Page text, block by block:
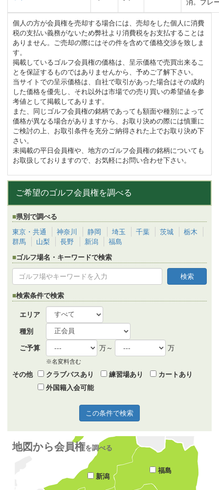
消。プレ
個人の方が会員権を売却する場合には、売却をした個人に消費
税の支払い義務がないため弊社より消費税をお支払することは
ありません。ご売却の際にはその件を含めて価格交渉を致しま
す。
掲載しているゴルフ会員権の価格は、呈示価格で売買出来るこ
とを保証するものではありませんから、予めご了解下さい。
当サイトでの呈示価格は、自社で取引があった場合はその成約
した価格を優先し、それ以外は市場での売り買いの希望値を参
考値として掲載してあります。
また、同じゴルフ会員権の銘柄であっても額面や種別によって
価格が異なる場合がありますから、お取り決めの際には慎重に
ご検討の上、お取引条件を充分ご納得された上でお取り決め下
さい。
未掲載の平日会員権や、地方のゴルフ会員権の銘柄についても
お取扱しておりますので、お気軽にお問い合わせ下さい。
ご希望のゴルフ会員権を調べる
県別で調べる
東京・共通
神奈川 静岡 埼玉 千葉 茨城
栃木
群馬
山梨 長野 新潟
福島
ゴルフ場名・キーワードで検索
検索条件で検索
エリア
種別
ご予算 万～ 万
※名変料含む
その他 クラブバスあり 練習場あり
カートあり
外国籍入会可能
地図から会員権を調べる
新潟
福島